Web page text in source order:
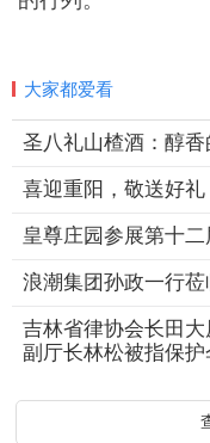
大家都爱看
圣八礼山楂酒：醇
喜迎重阳，敬送好
皇尊庄园参展第十
浪潮集团孙政一行
吉林省律协会长田
副厅长林松被指保